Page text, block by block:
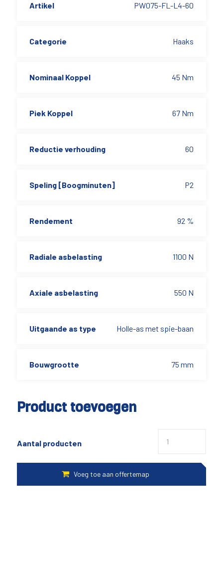
Product toevoegen
Aantal producten
Artikel PW075-FL-L4-60
Categorie Haaks
Nominaal Koppel 45 Nm
Piek Koppel 67 Nm
Reductie verhouding 60
Speling [Boogminuten] P2
Rendement 92 %
Radiale asbelasting 1100 N
Axiale asbelasting 550 N
Uitgaande as type Holle-as met spie-baan
Bouwgrootte 75 mm